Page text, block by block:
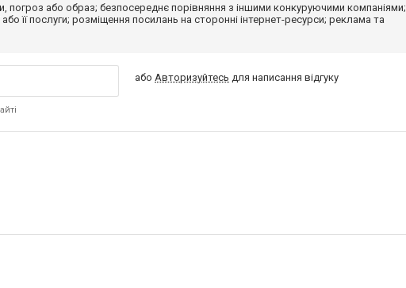
погроз або образ; безпосереднє порівняння з іншими конкуруючими компаніями;
її послуги; розміщення посилань на сторонні інтернет-ресурси; реклама та
або Авторизуйтесь для написання відгуку